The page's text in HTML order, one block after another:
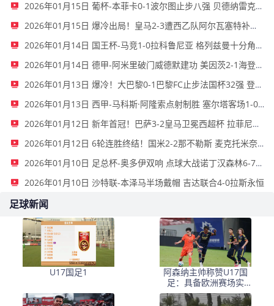
2026年01月15日 葡杯-本菲卡0-1波尔图止步八强 贝德纳雷克制胜帕夫利季斯失良机
2026年01月15日 爆冷出局！皇马2-3遭西乙队阿尔瓦塞特补时绝杀 无缘国王杯8强
2026年01月14日 国王杯-马竞1-0拉科鲁尼亚 格列兹曼十分角任意球破门+远射中横梁
2026年01月14日 德甲-阿米里破门威德默建功 美因茨2-1海登海姆
2026年01月13日 爆冷！大巴黎0-1巴黎FC止步法国杯32强 登贝莱失单刀埃梅里中框
2026年01月13日 西甲-马科斯·阿隆索点射制胜 塞尔塔客场1-0塞维利亚
2026年01月12日 新年首冠！巴萨3-2皇马卫冕西超杯 拉菲尼亚双响维尼修斯一条龙
2026年01月12日 6轮连胜终结！国米2-2那不勒斯 麦克托米奈双响恰20点射孔蒂染红
2026年01月10日 足总杯-奥多伊双响 点球大战诺丁汉森林6-7雷克瑟姆
2026年01月10日 沙特联-本泽马半场戴帽 吉达联合4-0拉斯永恒
足球新闻
U17国足1
阿森纳主帅称赞U17国
足：具备欧洲赛场实
力，两位球员特别突出